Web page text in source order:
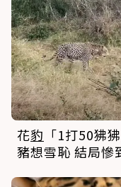
花豹「1打50狒
豬想雪恥 結局慘